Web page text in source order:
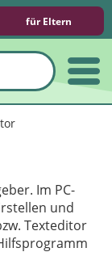
für Eltern
Im PC-
und
Texteditor